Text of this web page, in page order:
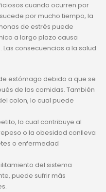
cuando ocurren por
por mucho tiempo, la
de estrés puede
a largo plazo causa
consecuencias a la salud
estómago debido a que se
de las comidas. También
colon, lo cual puede
lo cual contribuye al
o la obesidad conlleva
o enfermedad
del sistema
puede sufrir más